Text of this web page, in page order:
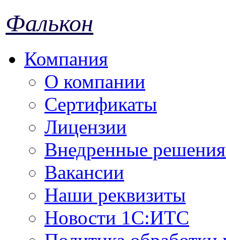
Фалькон
Компания
О компании
Сертификаты
Лицензии
Внедренные
Вакансии
Наши реквизиты
Новости 1С:ИТС